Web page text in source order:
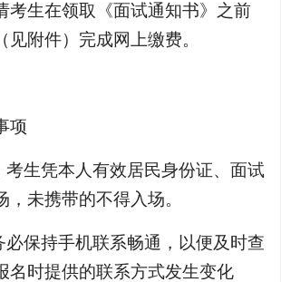
考生在领取《面试通知书》之前
见附件）完成网上缴费。
项
考生凭本人有效居民身份证、面试
，未携带的不得入场。
必保持手机联系畅通，以便及时查
名时提供的联系方式发生变化